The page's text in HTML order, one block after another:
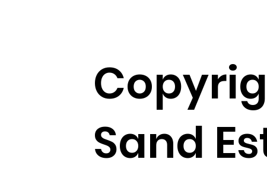
Sand